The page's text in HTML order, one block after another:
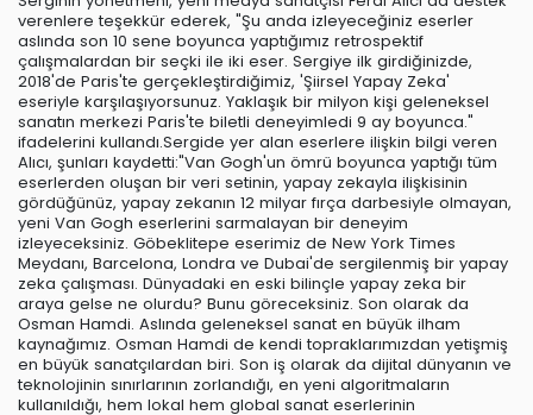
verenlere teşekkür ederek, "Şu anda izleyeceğiniz eserler
aslında son 10 sene boyunca yaptığımız retrospektif
çalışmalardan bir seçki ile iki eser. Sergiye ilk girdiğinizde,
2018'de Paris'te gerçekleştirdiğimiz, 'Şiirsel Yapay Zeka'
eseriyle karşılaşıyorsunuz. Yaklaşık bir milyon kişi geleneksel
sanatın merkezi Paris'te biletli deneyimledi 9 ay boyunca."
ifadelerini kullandı.Sergide yer alan eserlere ilişkin bilgi veren
Alıcı, şunları kaydetti:"Van Gogh'un ömrü boyunca yaptığı tüm
eserlerden oluşan bir veri setinin, yapay zekayla ilişkisinin
gördüğünüz, yapay zekanın 12 milyar fırça darbesiyle olmayan,
yeni Van Gogh eserlerini sarmalayan bir deneyim
izleyeceksiniz. Göbeklitepe eserimiz de New York Times
Meydanı, Barcelona, Londra ve Dubai'de sergilenmiş bir yapay
zeka çalışması. Dünyadaki en eski bilinçle yapay zeka bir
araya gelse ne olurdu? Bunu göreceksiniz. Son olarak da
Osman Hamdi. Aslında geleneksel sanat en büyük ilham
kaynağımız. Osman Hamdi de kendi topraklarımızdan yetişmiş
en büyük sanatçılardan biri. Son iş olarak da dijital dünyanın ve
teknolojinin sınırlarının zorlandığı, en yeni algoritmaların
kullanıldığı, hem lokal hem global sanat eserlerinin